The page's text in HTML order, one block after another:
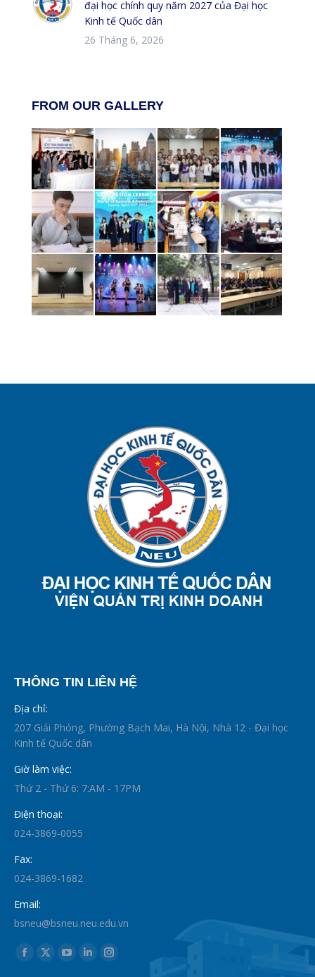
đại học chính quy năm 2027 của Đại học
Kinh tế Quốc dân
26 Tháng 6, 2026
FROM OUR GALLERY
THÔNG TIN LIÊN HỆ
Địa chỉ:
207 Giải Phóng, Phường Bạch Mai, Hà Nội, Nhà 12 - Đại học
Kinh tế Quốc dân
Giờ làm việc:
Thứ 2 - Thứ 6: 7:AM - 17PM
Điện thoại:
024-3869-0055
Fax:
024-3869-1682
Email:
bsneu@bsneu.neu.edu.vn
Find us on:
Facebook
X
YouTube
LinkedinInstagram